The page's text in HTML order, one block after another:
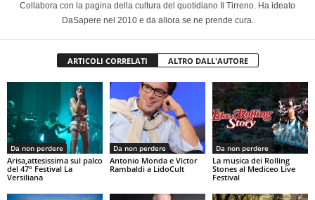
Collabora con la pagina della cultura del quotidiano Il Tirreno. Ha ideato
DaSapere nel 2010 e da allora se ne prende cura.
ARTICOLI CORRELATI ALTRO DALL'AUTORE
Da non perdere
Arisa,attesissima sul palco
del 47° Festival La
Versiliana
Da non perdere
Antonio Monda e Victor
Rambaldi a LidoCult
Da non perdere
La musica dei Rolling
Stones al Mediceo Live
Festival